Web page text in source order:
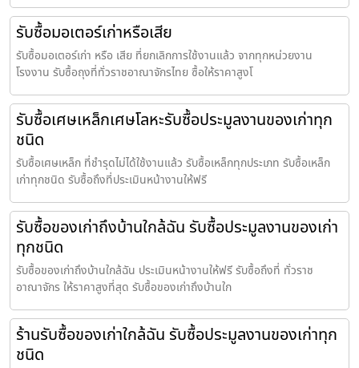
รับซื้อมอเตอร์เก่าหรือเสีย
รับซื้อมอเตอร์เก่า หรือ เสีย ที่ยกเลิกการใช้งานแล้ว จากทุกหน่วยงาน
โรงงาน รับซื้อถุงที่ทั่วราชอาณาจักรไทย ซื้อให้ราคาสูงโ
รับซื้อเศษเหล็กเศษโลหะรับซื้อประมูลงานของเก่าทุก
ชนิด
รับซื้อเศษเหล็ก ที่ชำรุดไม่ได้ใช้งานแล้ว รับซื้อเหล็กทุกประเภท รับซื้อเหล็ก
เก่าทุกชนิด รับซื้อถึงที่ประเมินหน้างานให้ฟรี
รับซื้อของเก่าถึงบ้านใกล้ฉัน รับซื้อประมูลงานของเก่า
ทุกชนิด
รับซื้อของเก่าถึงบ้านใกล้ฉัน ประเมินหน้างานให้ฟรี รับซื้อถึงที่ ทั่วราช
อาณาจักร ให้ราคาสูงที่สุด รับซื้อของเก่าถึงบ้านใก
ร้านรับซื้อของเก่าใกล้ฉัน รับซื้อประมูลงานของเก่าทุก
ชนิด